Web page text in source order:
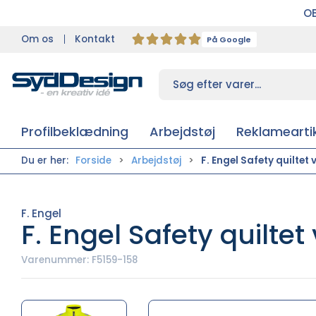
Om os Kontakt På Google
Profilbeklædning Arbejdstøj
Du er her: Forside Arbejdstøj F. Engel Safety quiltet
F. Engel
F. Engel Safety quiltet
Varenummer: F5159-158